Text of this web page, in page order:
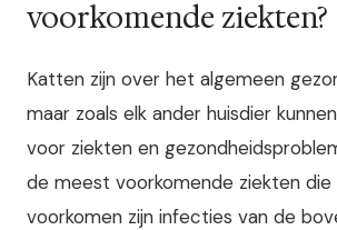
voorkomende ziekten?
Katten zijn over het algemeen
maar zoals elk ander huisdier
voor ziekten en
de meest voorkomende ziekten
voorkomen zijn infecties van de